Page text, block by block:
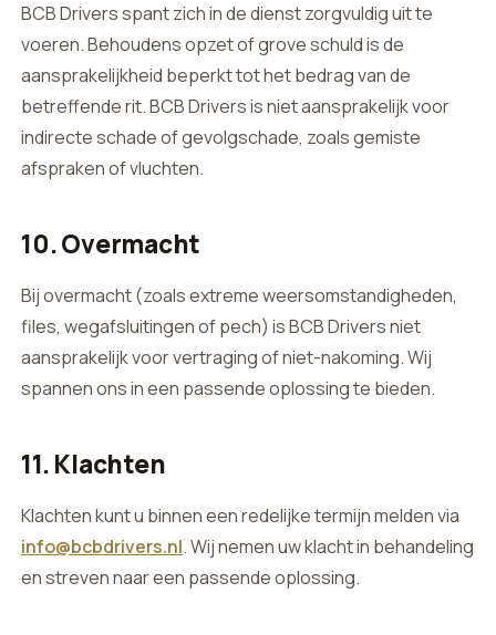
BCB Drivers spant zich in de dienst zorgvuldig uit te
voeren. Behoudens opzet of grove schuld is de
aansprakelijkheid beperkt tot het bedrag van de
betreffende rit. BCB Drivers is niet aansprakelijk voor
indirecte schade of gevolgschade, zoals gemiste
afspraken of vluchten.
10. Overmacht
Bij overmacht (zoals extreme weersomstandigheden,
files, wegafsluitingen of pech) is BCB Drivers niet
aansprakelijk voor vertraging of niet-nakoming. Wij
spannen ons in een passende oplossing te bieden.
11. Klachten
Klachten kunt u binnen een redelijke termijn melden via
info@bcbdrivers.nl. Wij nemen uw klacht in behandeling
en streven naar een passende oplossing.